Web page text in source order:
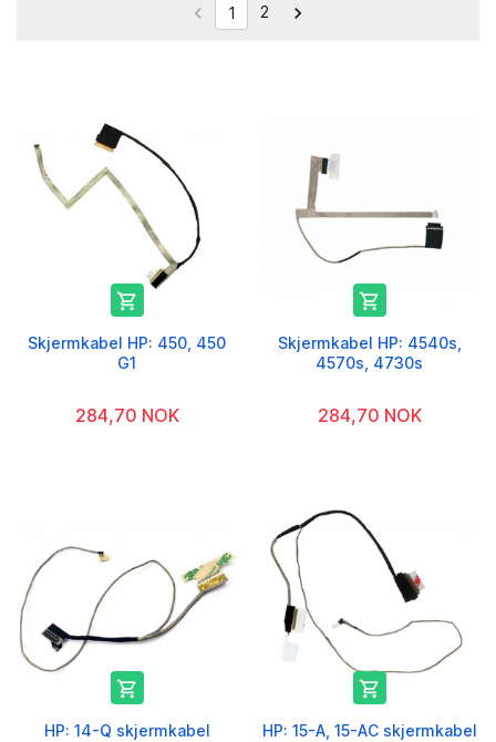
 1 2 

Skjermkabel HP: 450, 450
G1
284,70 NOK

Skjermkabel HP: 4540s,
4570s, 4730s
284,70 NOK

HP: 14-Q skjermkabel

HP: 15-A, 15-AC skjermkabel